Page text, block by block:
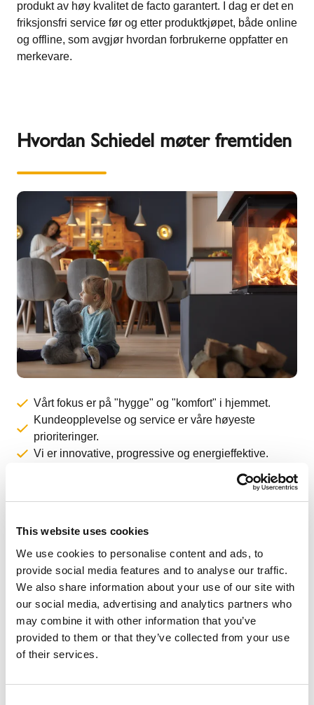
This website uses cookies
We use cookies to personalise content and ads, to
provide social media features and to analyse our traffic.
We also share information about your use of our site with
our social media, advertising and analytics partners who
may combine it with other information that you’ve
provided to them or that they’ve collected from your use
of their services.
produkt av høy kvalitet de facto garantert. I dag er det en
friksjonsfri service før og etter produktkjøpet, både online
og offline, som avgjør hvordan forbrukerne oppfatter en
merkevare.
Hvordan Schiedel møter fremtiden
Vårt fokus er på "hygge" og "komfort" i hjemmet.
Kundeopplevelse og service er våre høyeste
prioriteringer.
Vi er innovative, progressive og energieffektive.
Vi kommuniserer tydelig, enkelt og effektivt.
Mer tid innenfor dine egne fire
vegger